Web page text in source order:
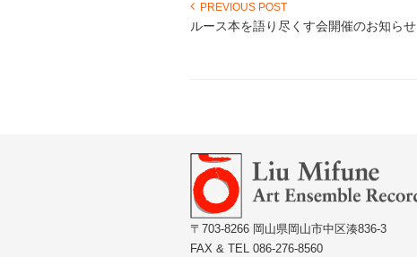
PREVIOUS POST
ルース本を語り尽くす会開催のお知らせ
〒703-8266 岡山県岡山市中区湊836-3
FAX & TEL 086-276-8560